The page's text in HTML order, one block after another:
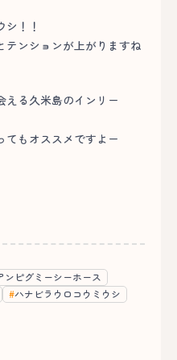
！！
テンションが上がりますね
える久米島のインリー
てもオススメですよー
ンピグミーシーホース
ハナビラウロコウミウシ